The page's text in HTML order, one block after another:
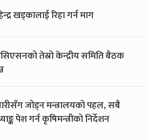
खड्कालाई रिहा गर्न माग
तेस्रो केन्द्रीय समिति बैठक
जोड्न मन्त्रालयको पहल, सबै
पेश गर्न कृषिमन्त्रीको निर्देशन